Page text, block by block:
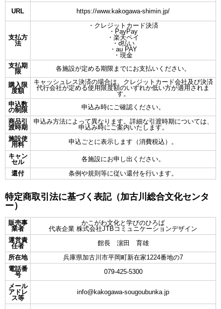
URL https://www.kakogawa-shimin.jp/
支払方
法
・クレジットカード決済
・PayPay
・楽天ペイ
・d払い
・au PAY
・現金
支払期
限
各施設が定める期限までにお支払いください。
購入限
度額
キャッシュレス決済の場合は、クレジットカード会社及び決済
代行会社が定める使用限度額のいずれか低い方が適用されま
す。
申込数
の制限
申込み時にご確認ください。
商品引
渡時期
申込み方法によって異なります。詳細な引渡時期については、
申込み時にご案内いたします。
施設使
用料
申込ごとに表示します（消費税込）。
キャン
セル
各施設にお申し出ください。
還付
条例や規則等に従い還付を行います。
特定商取引法に基づく表記（加古川総合文化センタ
ー）
販売事
業者
かこがわ文化と学びのひろば
代表企業 株式会社JTBコミュニケーションデザイン
運営責
任者
館長 濵田 育雄
所在地
兵庫県加古川市平岡町新在家1224番地の7
電話番
号
079-425-5300
メール
アドレ
ス等
info@kakogawa-sougoubunka.jp